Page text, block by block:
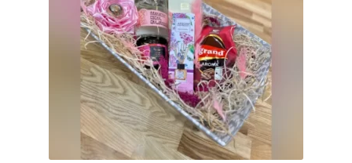
Prirodni proizvodi
Privacy Policy
Product page